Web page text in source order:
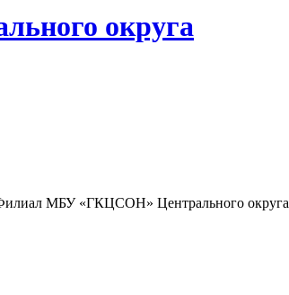
округа
МБУ «ГКЦСОН» Центрального округа